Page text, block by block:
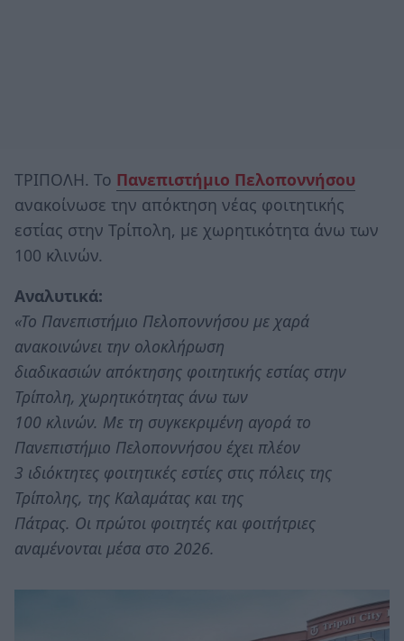
ΤΡΙΠΟΛΗ. Το Πανεπιστήμιο Πελοποννήσου
ανακοίνωσε την απόκτηση νέας φοιτητικής
εστίας στην Τρίπολη, με χωρητικότητα άνω των
100 κλινών.
Αναλυτικά:
«Το Πανεπιστήμιο Πελοποννήσου με χαρά
ανακοινώνει την ολοκλήρωση
διαδικασιών απόκτησης φοιτητικής εστίας στην
Τρίπολη, χωρητικότητας άνω των
100 κλινών. Με τη συγκεκριμένη αγορά το
Πανεπιστήμιο Πελοποννήσου έχει πλέον
3 ιδιόκτητες φοιτητικές εστίες στις πόλεις της
Τρίπολης, της Καλαμάτας και της
Πάτρας. Οι πρώτοι φοιτητές και φοιτήτριες
αναμένονται μέσα στο 2026.